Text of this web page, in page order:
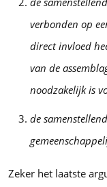
verbonden op
direct invloed
van de
noodzakelijk is
de
Zeker het laatste